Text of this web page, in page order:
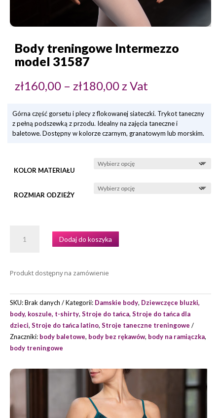
Body treningowe Intermezzo
model 31587
zł160,00 – zł180,00Zakres
cen:
do
zł180,00
z Vat
Górna część gorsetu i plecy z flokowanej siateczki. Trykot taneczny
z pełną podszewką z przodu. Idealny na zajęcia taneczne i
baletowe. Dostępny w kolorze czarnym, granatowym lub morskim.
KOLOR MATERIAŁU
ROZMIAR ODZIEŻY
BODY
MODEL
Dodaj do koszyka
Produkt dostępny na zamówienie
SKU:Brak danych Kategorii: Damskie body, Dziewczęce bluzki,
body, koszule, t-shirty, Stroje do tańca, Stroje do tańca dla
dzieci, Stroje do tańca latino, Stroje taneczne treningowe
Znaczniki: body baletowe, body bez rękawów, body na ramiączka,
body treningowe